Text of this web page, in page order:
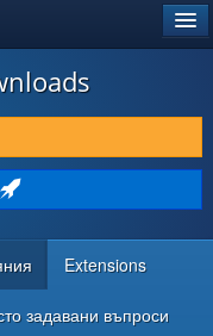
Extensions
задавани въпроси